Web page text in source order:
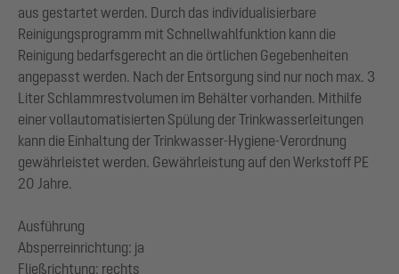
aus gestartet werden. Durch das individualisierbare
Reinigungsprogramm mit Schnellwahlfunktion kann die
Reinigung bedarfsgerecht an die örtlichen Gegebenheiten
angepasst werden. Nach der Entsorgung sind nur noch max. 3
Liter Schlammrestvolumen im Behälter vorhanden. Mithilfe
einer vollautomatisierten Spülung der Trinkwasserleitungen
kann die Einhaltung der Trinkwasser-Hygiene-Verordnung
gewährleistet werden. Gewährleistung auf den Werkstoff PE
20 Jahre.
Ausführung
Absperreinrichtung: ja
Fließrichtung: rechts